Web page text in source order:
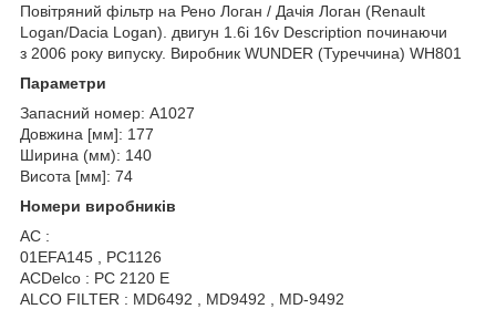
Повітряний фільтр на Рено Логан / Дачія Логан (Renault
Logan/Dacia Logan). двигун 1.6i 16v Description починаючи
з 2006 року випуску. Виробник WUNDER (Туреччина) WH801
Параметри
Запасний номер: A1027
Довжина [мм]: 177
Ширина (мм): 140
Висота [мм]: 74
Номери виробників
AC :
01EFA145 , PC1126
ACDelco : PC 2120 E
ALCO FILTER : MD6492 , MD9492 , MD-9492